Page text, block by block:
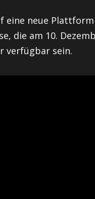
eine neue
die am 10.
verfügbar sein.